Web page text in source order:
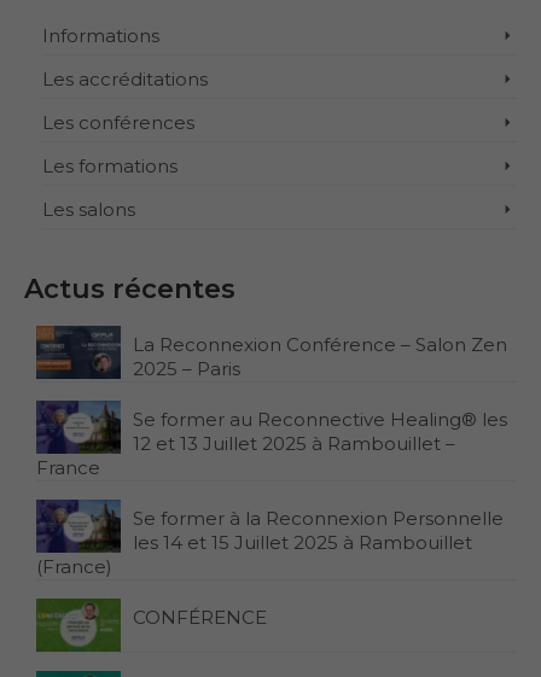
Informations
Les accréditations
Les conférences
Les formations
Les salons
Actus récentes
La Reconnexion Conférence – Salon Zen
2025 – Paris
Se former au Reconnective Healing® les
12 et 13 Juillet 2025 à Rambouillet –
France
Se former à la Reconnexion Personnelle
les 14 et 15 Juillet 2025 à Rambouillet
(France)
CONFÉRENCE